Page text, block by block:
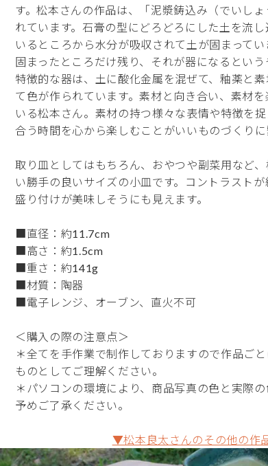
す。松本さんの作品は、「泥漿鋳込み（でいし
れています。石膏の型にどろどろにした土を流
いるところから水分が吸収されて土が固まって
固まったところだけ残り、それが器になるとい
特徴的な器は、土に酸化金属を混ぜて、釉薬と
て色が作られています。素材と向き合い、素材
いる松本さん。素材の持つ様々な表情や特徴を
合う時間を心から楽しむことがいいものづくりに
取り皿としてはもちろん、おやつや副菜用など
い勝手の良いサイズの小皿です。コントラストが
盛り付けが美味しそうにも見えます。
■直径：約11.7cm
■高さ：約1.5cm
■重さ：約141g
■材質：陶器
■電子レンジ、オーブン、直火不可
＜購入の際の注意点＞
＊全てを手作業で制作しておりますので作品ご
ものとしてご理解ください。
＊パソコンの環境により、商品写真の色と実際
予めご了承ください。
▼松本良太さんのその他の作